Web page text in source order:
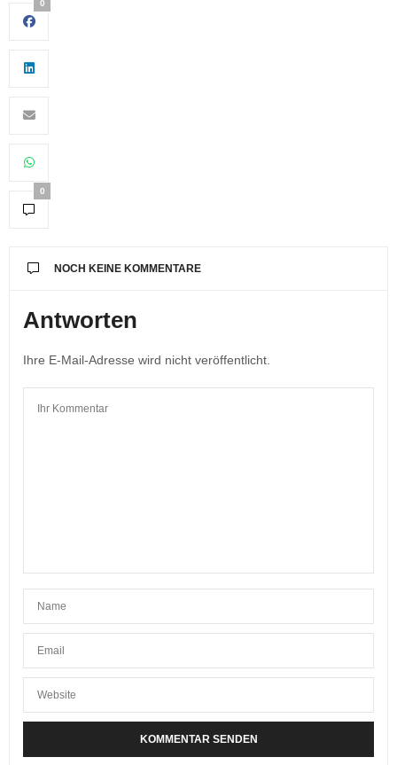
0
0
NOCH KEINE KOMMENTARE
Antworten
Ihre E-Mail-Adresse wird nicht veröffentlicht.